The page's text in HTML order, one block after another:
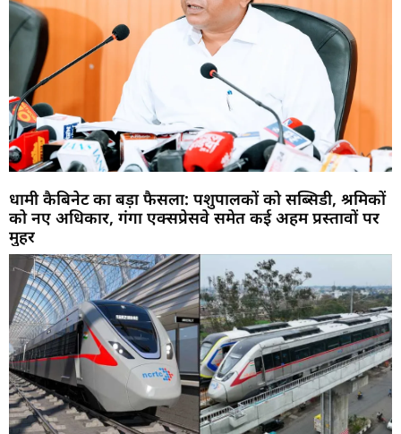
धामी कैबिनेट का बड़ा फैसला: पशुपालकों को सब्सिडी, श्रमिकों
को नए अधिकार, गंगा एक्सप्रेसवे समेत कई अहम प्रस्तावों पर
मुहर